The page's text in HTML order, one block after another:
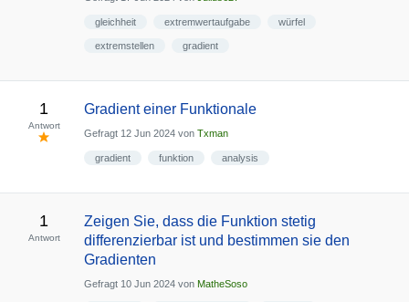
gleichheit extremwertaufgabe würfel
extremstellen gradient
1
Antwort
Gradient einer Funktionale
Gefragt 12 Jun 2024 von Txman
gradient funktion analysis
1
Antwort
Zeigen Sie, dass die Funktion stetig
differenzierbar ist und bestimmen sie den
Gradienten
Gefragt 10 Jun 2024 von MatheSoso